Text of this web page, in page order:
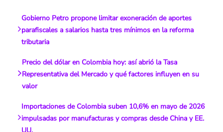
Gobierno Petro propone limitar exoneración de aportes
parafiscales a salarios hasta tres mínimos en la reforma
tributaria
Precio del dólar en Colombia hoy: así abrió la Tasa
Representativa del Mercado y qué factores influyen en su
valor
Importaciones de Colombia suben 10,6% en mayo de 2026
impulsadas por manufacturas y compras desde China y EE.